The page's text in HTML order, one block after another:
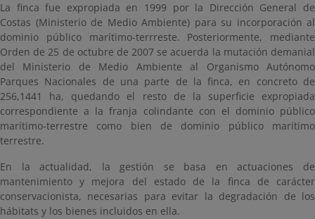
La finca fue expropiada en 1999 por la Dirección General de
Costas (Ministerio de Medio Ambiente) para su incorporación al
dominio público marítimo-terrreste. Posteriormente, mediante
Orden de 25 de octubre de 2007 se acuerda la mutación demanial
del Ministerio de Medio Ambiente al Organismo Autónomo
Parques Nacionales de una parte de la finca, en concreto de
256,1441 ha, quedando el resto de la superficie expropiada
correspondiente a la franja colindante con el dominio público
marítimo-terrestre como bien de dominio público marítimo
terrestre.
En la actualidad, la gestión se basa en actuaciones de
mantenimiento y mejora del estado de la finca de carácter
conservacionista, necesarias para evitar la degradación de los
hábitats y los bienes incluidos en ella.